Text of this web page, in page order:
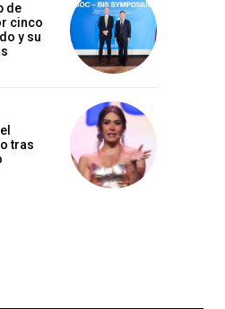
de
cinco
y su
tras